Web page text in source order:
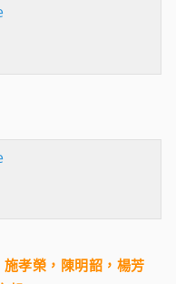
孝榮，陳明韶，楊芳